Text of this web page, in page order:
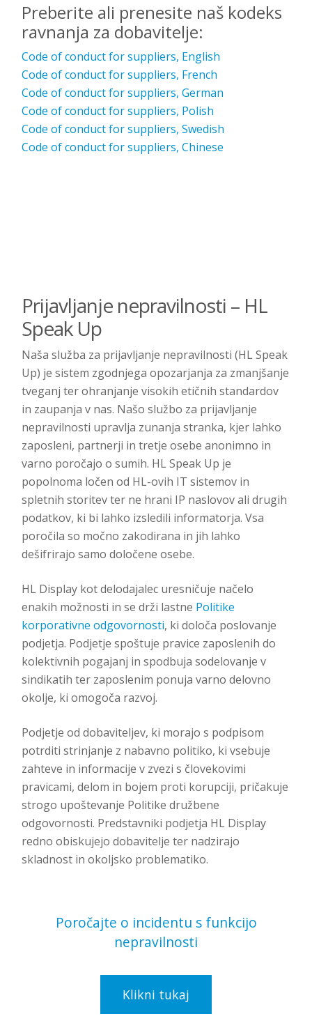
Preberite ali prenesite naš kodeks
ravnanja za dobavitelje:
Code of conduct for suppliers, English
Code of conduct for suppliers, French
Code of conduct for suppliers, German
Code of conduct for suppliers, Polish
Code of conduct for suppliers, Swedish
Code of conduct for suppliers, Chinese
Prijavljanje nepravilnosti – HL
Speak Up
Naša služba za prijavljanje nepravilnosti (HL Speak
Up) je sistem zgodnjega opozarjanja za zmanjšanje
tveganj ter ohranjanje visokih etičnih standardov
in zaupanja v nas. Našo službo za prijavljanje
nepravilnosti upravlja zunanja stranka, kjer lahko
zaposleni, partnerji in tretje osebe anonimno in
varno poročajo o sumih. HL Speak Up je
popolnoma ločen od HL-ovih IT sistemov in
spletnih storitev ter ne hrani IP naslovov ali drugih
podatkov, ki bi lahko izsledili informatorja. Vsa
poročila so močno zakodirana in jih lahko
dešifrirajo samo določene osebe.
HL Display kot delodajalec uresničuje načelo
enakih možnosti in se drži lastne Politike
korporativne odgovornosti, ki določa poslovanje
podjetja. Podjetje spoštuje pravice zaposlenih do
kolektivnih pogajanj in spodbuja sodelovanje v
sindikatih ter zaposlenim ponuja varno delovno
okolje, ki omogoča razvoj.
Podjetje od dobaviteljev, ki morajo s podpisom
potrditi strinjanje z nabavno politiko, ki vsebuje
zahteve in informacije v zvezi s človekovimi
pravicami, delom in bojem proti korupciji, pričakuje
strogo upoštevanje Politike družbene
odgovornosti. Predstavniki podjetja HL Display
redno obiskujejo dobavitelje ter nadzirajo
skladnost in okoljsko problematiko.
Poročajte o incidentu s funkcijo
nepravilnosti
Klikni tukaj